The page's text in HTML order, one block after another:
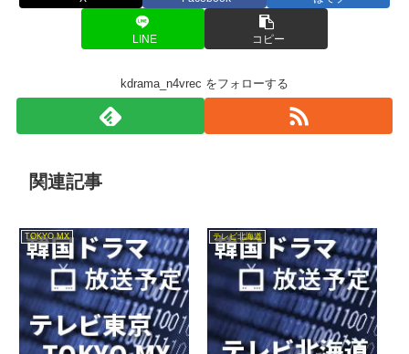
LINE コピー
kdrama_n4vrec をフォローする
関連記事
TOKYO MX テレビ北海道